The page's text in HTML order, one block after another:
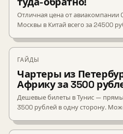
Отличная цена от авиакомпании
Москвы в Китай всего за 24500
ГАЙДЫ
Чартеры из
Африку за 3500
Дешевые билеты в Тунис —
3500 рублей в одну сторону.